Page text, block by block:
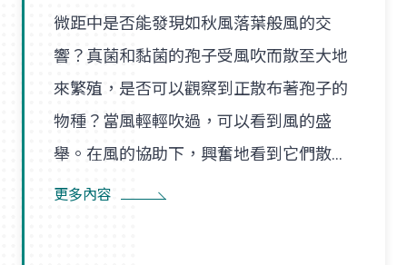
微距中是否能發現如秋風落葉般風的交
響？真菌和黏菌的孢子受風吹而散至大地
來繁殖，是否可以觀察到正散布著孢子的
物種？當風輕輕吹過，可以看到風的盛
舉。在風的協助下，興奮地看到它們散播
孢子的盛況，在精彩過程中也看到了風的
更多內容